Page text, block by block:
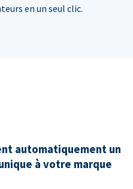
en un seul clic.
automatiquement un
à votre marque